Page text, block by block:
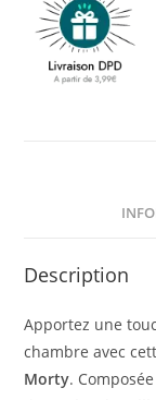
Description
Apportez une
chambre avec
Morty. Composée